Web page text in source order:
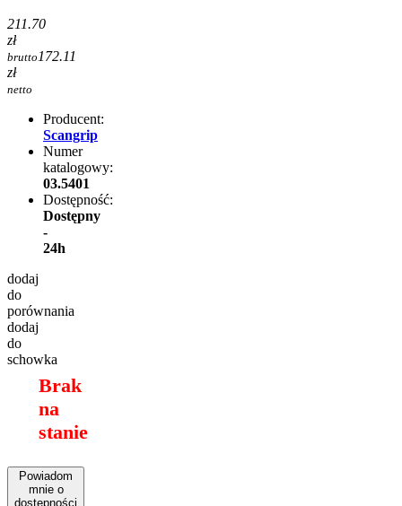
211.70
zł
brutto172.11
zł
netto
Producent:
Scangrip
Numer
katalogowy:
03.5401
Dostępność:
Dostępny
-
24h
dodaj
do
porównania
dodaj
do
schowka
Brak
na
stanie
Powiadom
mnie o
dostępności